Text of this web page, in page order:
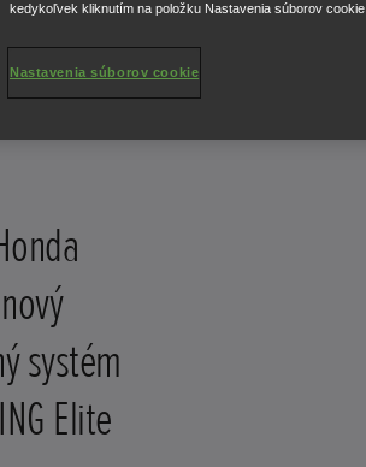
systém
Elite
kedykoľvek kliknutím na položku Nastavenia súborov cookie.
Nastavenia súborov cookie